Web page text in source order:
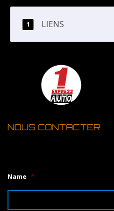
LIENS
NOUS CONTACTER
Name *